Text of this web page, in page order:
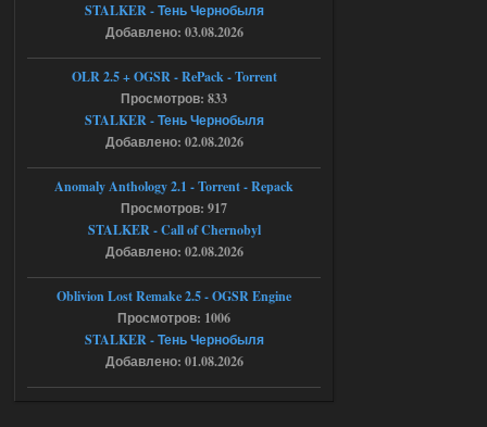
Ответить ➤
05.08.2026
Тайна Зоны - Remaster 2026
Stalker-Mods-Clan-su
Доступно только для пользователей
Ответить ➤
05.08.2026
Тайна Зоны - Remaster 2026
патч я установил после
установки мода, да, ладно,
наверное вы правы придется ожидать
STALKER - Тень Чернобыля
Добавлено: 03.08.2026
OLR 2.5 + OGSR - RePack - Torrent
Просмотров: 833
STALKER - Тень Чернобыля
Добавлено: 02.08.2026
Anomaly Anthology 2.1 - Torrent - Repack
Просмотров: 917
STALKER - Call of Chernobyl
Добавлено: 02.08.2026
Oblivion Lost Remake 2.5 - OGSR Engine
Просмотров: 1006
STALKER - Тень Чернобыля
Добавлено: 01.08.2026